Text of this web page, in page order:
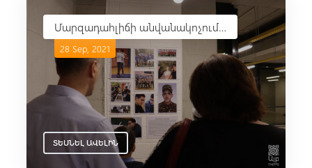
Մարզադահլիճի անվանակոչում Լևոն Հովսեփյանի անունով
28 Sep, 2021
ՏԵՍՆԵԼ ԱՎԵԼԻՆ